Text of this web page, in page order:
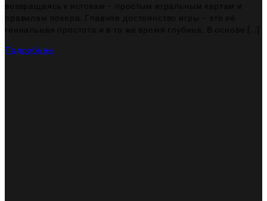
возвращаясь к истокам – простым игральным картам и
правилам покера. Главное достоинство игры – это её
гениальная простота и в то же время глубина. В основе […]
Подробнее